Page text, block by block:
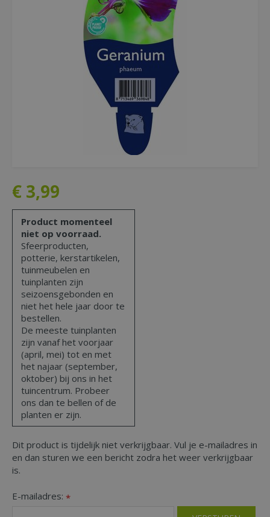
€ 3,99
Product momenteel
niet op voorraad.
Sfeerproducten,
potterie, kerstartikelen,
tuinmeubelen en
tuinplanten zijn
seizoensgebonden en
niet het hele jaar door te
bestellen.
De meeste tuinplanten
zijn vanaf het voorjaar
(april, mei) tot en met
het najaar (september,
oktober) bij ons in het
tuincentrum. Probeer
ons dan te bellen of de
planten er zijn.
Dit product is tijdelijk niet verkrijgbaar. Vul je e-mailadres in
en dan sturen we een bericht zodra het weer verkrijgbaar
is.
E-mailadres: *